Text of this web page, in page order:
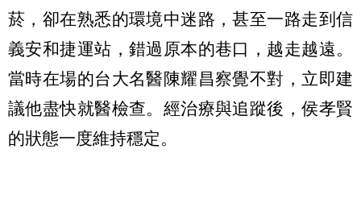
菸，卻在熟悉的環境中迷路，甚至一路走到信
義安和捷運站，錯過原本的巷口，越走越遠。
當時在場的台大名醫陳耀昌察覺不對，立即建
議他盡快就醫檢查。經治療與追蹤後，侯孝賢
的狀態一度維持穩定。